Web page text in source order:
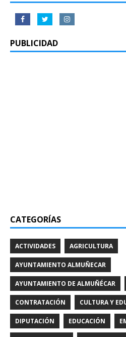
PUBLICIDAD
CATEGORÍAS
ACTIVIDADES AGRICULTURA
AYUNTAMIENTO ALMUÑECAR
AYUNTAMIENTO DE ALMUÑÉCAR
CONTRATACIÓN CULTURA Y
DIPUTACIÓN EDUCACIÓN